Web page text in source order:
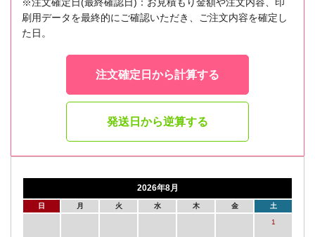
刷用データを最終的にご確認いただき、ご注文内容を確定し
た日。
注文確定日から計算する
発送日から逆算する
2026年8月
日 月 火 水 木 金 土
1